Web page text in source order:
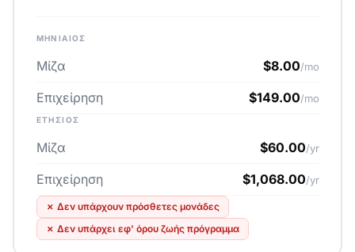
ΜΗΝΙΑΊΟΣ
Μίζα $8.00/mo
Επιχείρηση $149.00/mo
ΕΤΉΣΙΟΣ
Μίζα $60.00/yr
Επιχείρηση $1,068.00/yr
✗ Δεν υπάρχουν πρόσθετες μονάδες
✗ Δεν υπάρχει εφ' όρου ζωής πρόγραμμα